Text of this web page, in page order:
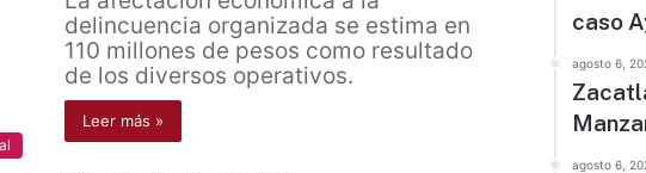
delincuencia organizada se estima en
110 millones de pesos como resultado
de los diversos operativos.
Leer más »
caso
agosto 6,
agosto 6,